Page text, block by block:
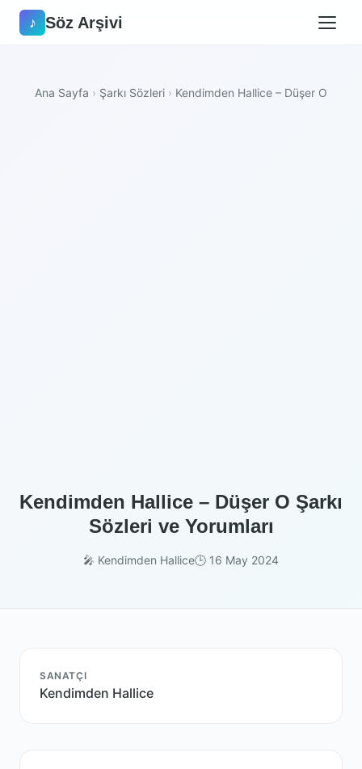
♪ Söz Arşivi
Ana Sayfa › Şarkı Sözleri › Kendimden Hallice – Düşer O
Kendimden Hallice – Düşer O Şarkı
Sözleri ve Yorumları
🎤 Kendimden Hallice🕒 16 May 2024
SANATÇI
Kendimden Hallice